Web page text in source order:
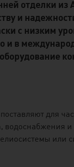
отделки из
и
с низким
и в
для
водоснабжения
или